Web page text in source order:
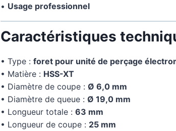
• Usage professionnel
Caractéristiques
• Type : foret pour unité de perçage
• Matière : HSS-XT
• Diamètre de coupe : Ø 6,0 mm
• Diamètre de queue : Ø 19,0 mm
• Longueur totale : 63 mm
• Longueur de coupe : 25 mm